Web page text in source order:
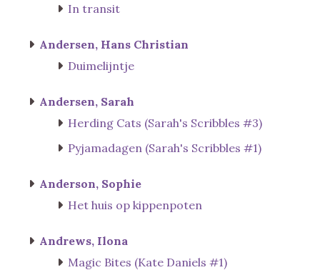
In transit
Andersen, Hans Christian
Duimelijntje
Andersen, Sarah
Herding Cats (Sarah's Scribbles #3)
Pyjamadagen (Sarah's Scribbles #1)
Anderson, Sophie
Het huis op kippenpoten
Andrews, Ilona
Magic Bites (Kate Daniels #1)